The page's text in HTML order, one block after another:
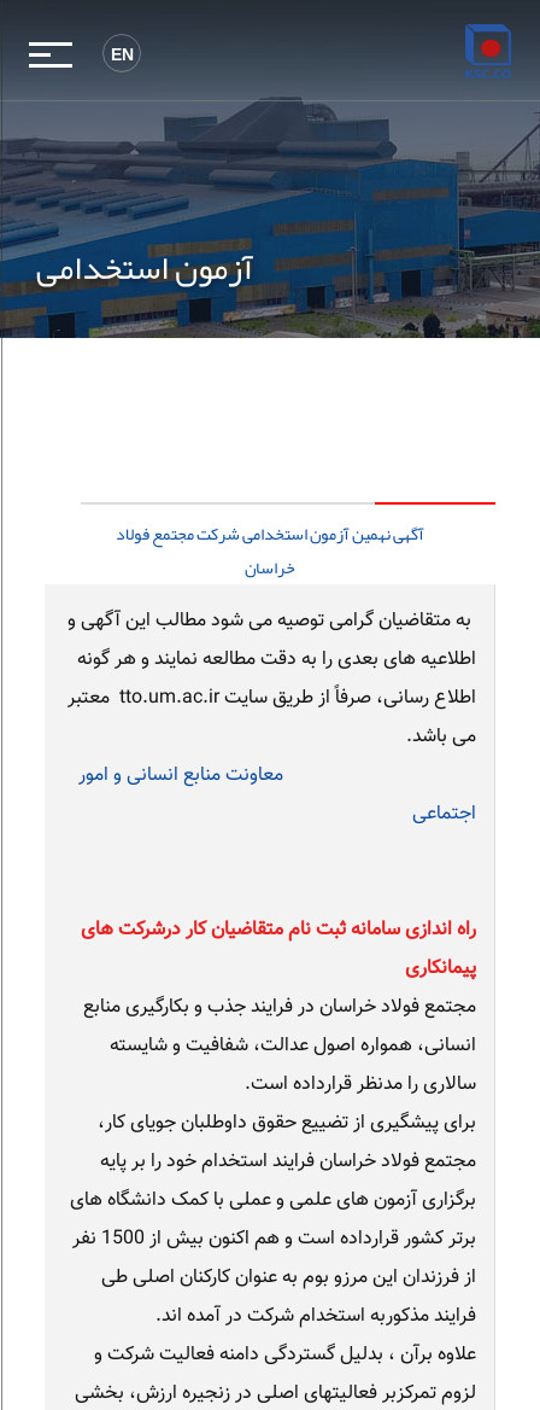
EN
آزمون استخدامی
آگهی نهمین آزمون استخدامی شرکت مجتمع فولاد
خراسان
به متقاضیان گرامی توصیه می شود مطالب این آگهی و
اطلاعیه های بعدی را به دقت مطالعه نمایند و هر گونه
اطلاع رسانی، صرفاً از طریق سایت tto.um.ac.ir معتبر
می باشد.
معاونت منابع انسانی و امور
اجتماعی
راه اندازی سامانه ثبت نام متقاضیان کار درشرکت های
پیمانکاری
مجتمع فولاد خراسان در فرایند جذب و بکارگیری منابع
انسانی، همواره اصول عدالت، شفافیت و شایسته
سالاری را مدنظر قرارداده است.
برای پیشگیری از تضییع حقوق داوطلبان جویای کار،
مجتمع فولاد خراسان فرایند استخدام خود را بر پایه
برگزاری آزمون های علمی و عملی با کمک دانشگاه های
برتر کشور قرارداده است و هم اکنون بیش از 1500 نفر
از فرزندان این مرزو بوم به عنوان کارکنان اصلی طی
فرایند مذکوربه استخدام شرکت در آمده اند.
علاوه برآن ، بدلیل گستردگی دامنه فعالیت شرکت و
لزوم تمرکزبر فعالیتهای اصلی در زنجیره ارزش، بخشی